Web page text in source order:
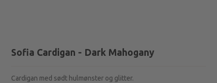
Sofia Cardigan - Dark Mahogany
Cardigan med sødt hulmønster og glitter.